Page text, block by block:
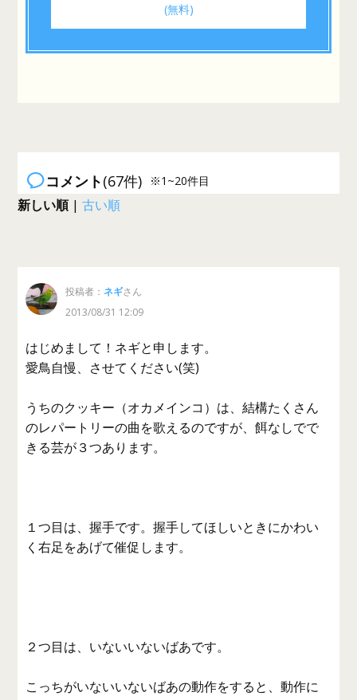
(無料)
コメント(67件) ※1~20件目
新しい順|古い順
投稿者：ネギさん
2013/08/31 12:09
はじめまして！ネギと申します。
愛鳥自慢、させてください(笑)
うちのクッキー（オカメインコ）は、結構たくさん
のレパートリーの曲を歌えるのですが、餌なしでで
きる芸が３つあります。
１つ目は、握手です。握手してほしいときにかわい
く右足をあげて催促します。
２つ目は、いないいないばあです。
こっちがいないいないばあの動作をすると、動作に